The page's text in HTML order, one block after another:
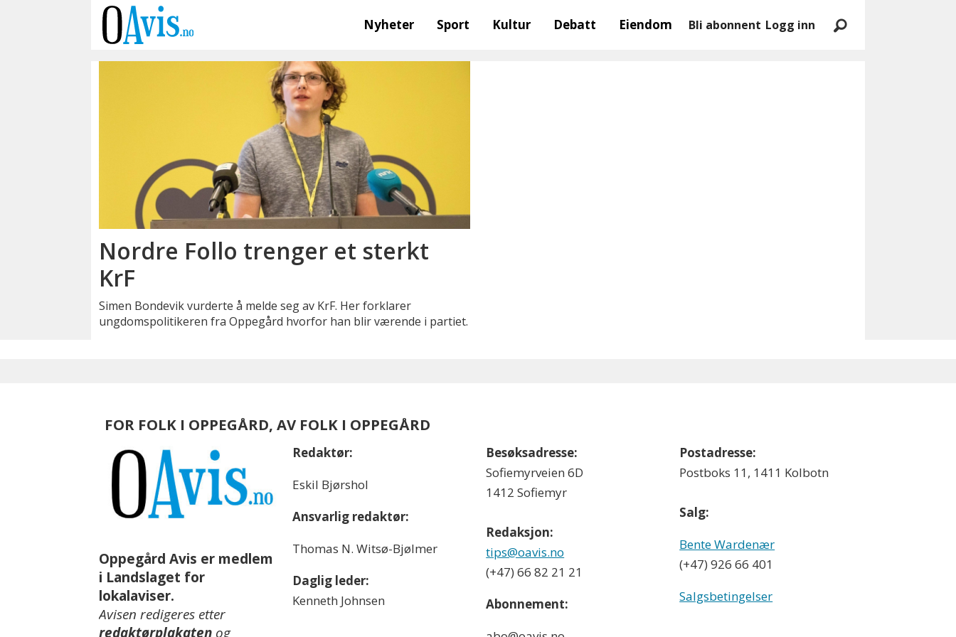
Nyheter Sport Kultur Debatt Eiendom Bli abonnent Logg inn
Nordre Follo trenger et sterkt
KrF
Simen Bondevik vurderte å melde seg av KrF. Her forklarer
ungdomspolitikeren fra Oppegård hvorfor han blir værende i partiet.
FOR FOLK I OPPEGÅRD, AV FOLK I OPPEGÅRD
Oppegård Avis er medlem
i Landslaget for
lokalaviser.
Avisen redigeres etter
redaktørplakaten og
Redaktør:
Eskil Bjørshol
Ansvarlig redaktør:
Thomas N. Witsø-Bjølmer
Daglig leder:
Kenneth Johnsen
Besøksadresse:
Sofiemyrveien 6D
1412 Sofiemyr
Redaksjon:
tips@oavis.no
(+47) 66 82 21 21
Abonnement:
Postadresse:
Postboks 11, 1411 Kolbotn
Salg:
Bente Wardenær
(+47) 926 66 401
Salgsbetingelser